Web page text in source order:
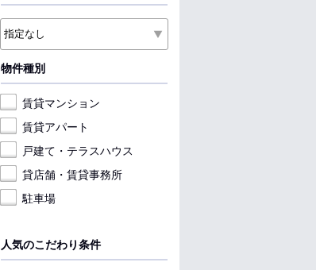
物件種別
賃貸マンション
賃貸アパート
戸建て・テラスハウス
貸店舗・賃貸事務所
駐車場
人気のこだわり条件